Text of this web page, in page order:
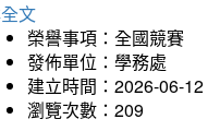
文
榮譽事項：全國競賽
發佈單位：學務處
建立時間：2026-06-12
瀏覽次數：209